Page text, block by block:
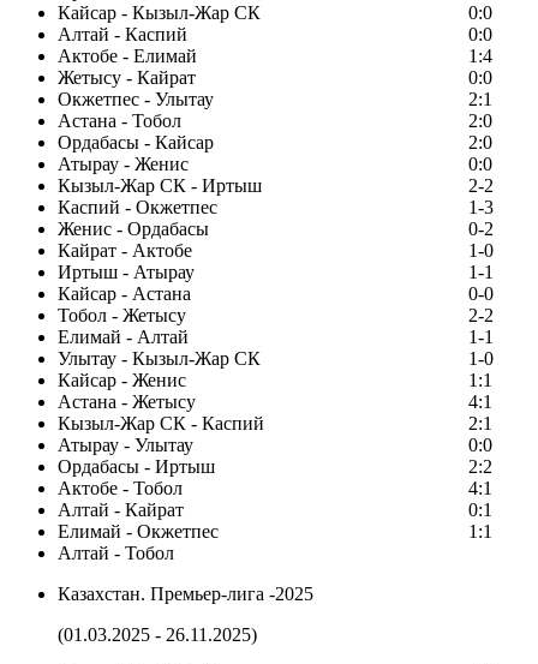
Кайсар - Кызыл-Жар СК
0:0
Алтай - Каспий
0:0
Актобе - Елимай
1:4
Жетысу - Кайрат
0:0
Окжетпес - Улытау
2:1
Астана - Тобол
2:0
Ордабасы - Кайсар
2:0
Атырау - Женис
0:0
Кызыл-Жар СК - Иртыш
2-2
Каспий - Окжетпес
1-3
Женис - Ордабасы
0-2
Кайрат - Актобе
1-0
Иртыш - Атырау
1-1
Кайсар - Астана
0-0
Тобол - Жетысу
2-2
Елимай - Алтай
1-1
Улытау - Кызыл-Жар СК
1-0
Кайсар - Женис
1:1
Астана - Жетысу
4:1
Кызыл-Жар СК - Каспий
2:1
Атырау - Улытау
0:0
Ордабасы - Иртыш
2:2
Актобе - Тобол
4:1
Алтай - Кайрат
0:1
Елимай - Окжетпес
1:1
Алтай - Тобол
Казахстан. Премьер-лига -2025
(01.03.2025 - 26.11.2025)